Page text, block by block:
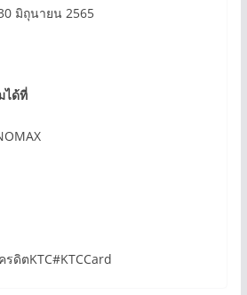
มิถุนายน 2565
ได้ที่
ดิตKTC#KTCCard